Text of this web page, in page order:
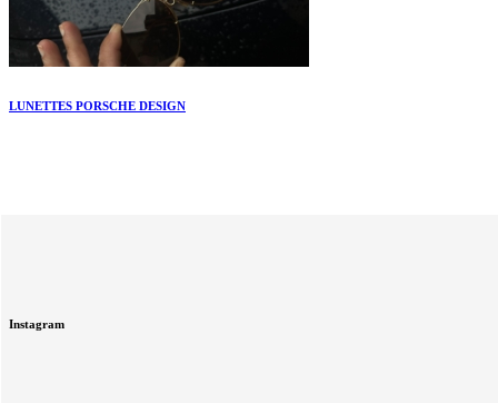
LUNETTES PORSCHE DESIGN
Instagram